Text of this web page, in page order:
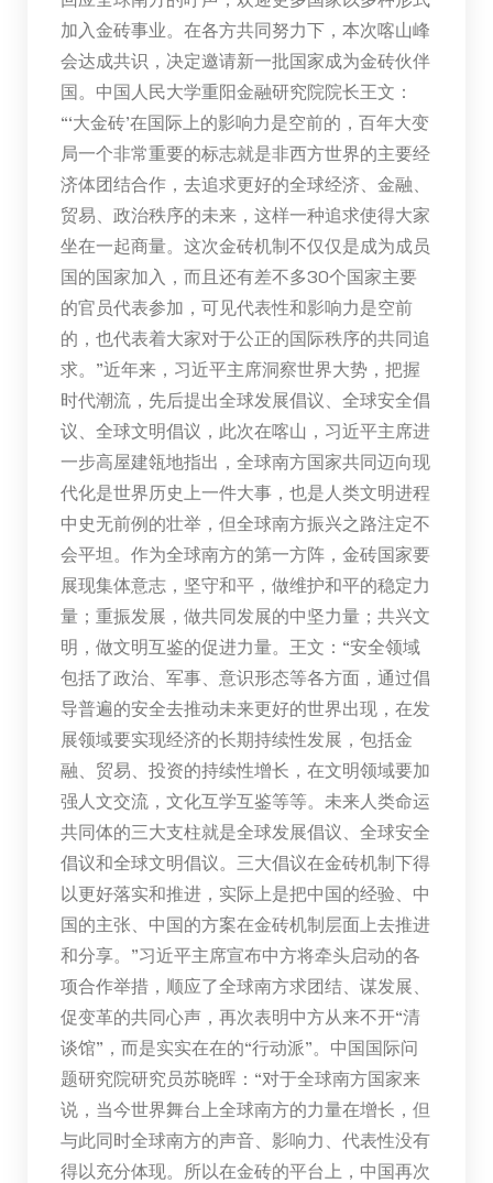
加入金砖事业。在各方共同努力下，本次喀山峰
会达成共识，决定邀请新一批国家成为金砖伙伴
国。中国人民大学重阳金融研究院院长王文：
“‘大金砖’在国际上的影响力是空前的，百年大变
局一个非常重要的标志就是非西方世界的主要经
济体团结合作，去追求更好的全球经济、金融、
贸易、政治秩序的未来，这样一种追求使得大家
坐在一起商量。这次金砖机制不仅仅是成为成员
国的国家加入，而且还有差不多30个国家主要
的官员代表参加，可见代表性和影响力是空前
的，也代表着大家对于公正的国际秩序的共同追
求。”近年来，习近平主席洞察世界大势，把握
时代潮流，先后提出全球发展倡议、全球安全倡
议、全球文明倡议，此次在喀山，习近平主席进
一步高屋建瓴地指出，全球南方国家共同迈向现
代化是世界历史上一件大事，也是人类文明进程
中史无前例的壮举，但全球南方振兴之路注定不
会平坦。作为全球南方的第一方阵，金砖国家要
展现集体意志，坚守和平，做维护和平的稳定力
量；重振发展，做共同发展的中坚力量；共兴文
明，做文明互鉴的促进力量。王文：“安全领域
包括了政治、军事、意识形态等各方面，通过倡
导普遍的安全去推动未来更好的世界出现，在发
展领域要实现经济的长期持续性发展，包括金
融、贸易、投资的持续性增长，在文明领域要加
强人文交流，文化互学互鉴等等。未来人类命运
共同体的三大支柱就是全球发展倡议、全球安全
倡议和全球文明倡议。三大倡议在金砖机制下得
以更好落实和推进，实际上是把中国的经验、中
国的主张、中国的方案在金砖机制层面上去推进
和分享。”习近平主席宣布中方将牵头启动的各
项合作举措，顺应了全球南方求团结、谋发展、
促变革的共同心声，再次表明中方从来不开“清
谈馆”，而是实实在在的“行动派”。中国国际问
题研究院研究员苏晓晖：“对于全球南方国家来
说，当今世界舞台上全球南方的力量在增长，但
与此同时全球南方的声音、影响力、代表性没有
得以充分体现。所以在金砖的平台上，中国再次